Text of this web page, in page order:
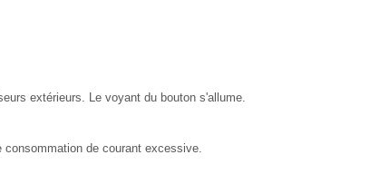
extérieurs. Le voyant du bouton s'allume.
consommation de courant excessive.